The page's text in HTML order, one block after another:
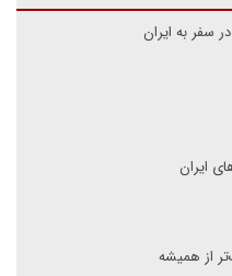
سفر به ایران
ایران
از همیشه